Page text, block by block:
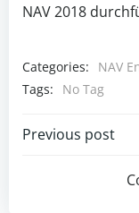
NAV 2018
Categories: NAV
Tags:
No Tag
Post
Previous post